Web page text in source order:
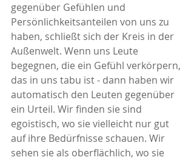
gegenüber Gefühlen und
Persönlichkeitsanteilen von uns zu
haben, schließt sich der Kreis in der
Außenwelt. Wenn uns Leute
begegnen, die ein Gefühl verkörpern,
das in uns tabu ist - dann haben wir
automatisch den Leuten gegenüber
ein Urteil. Wir finden sie sind
egoistisch, wo sie vielleicht nur gut
auf ihre Bedürfnisse schauen. Wir
sehen sie als oberflächlich, wo sie